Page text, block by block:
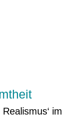
im